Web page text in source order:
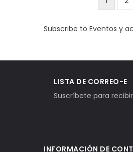
page
Subscribe to Eventos y
LISTA DE CORREO-E
Suscríbete para
INFORMACIÓN DE